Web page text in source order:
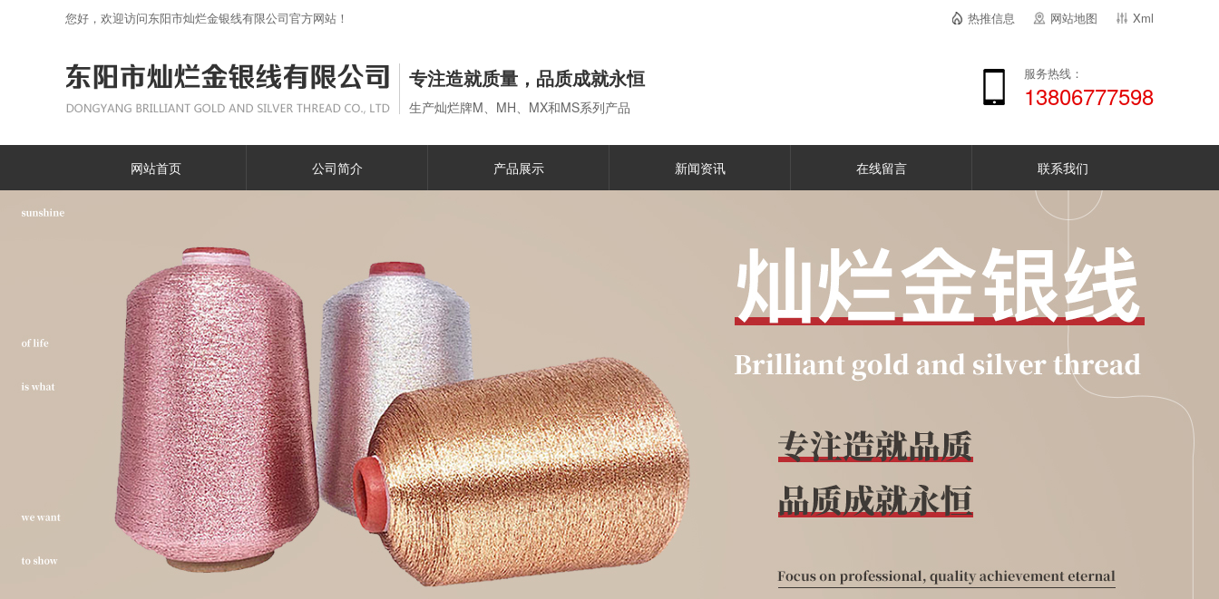
您好，欢迎访问东阳市灿烂金银线有限公司官方网站！ Xml
网站地图
热推信息
专注造就质量，品质成就永恒
生产灿烂牌M、MH、MX和MS系列产品
服务热线：
13806777598
网站首页 公司简介 产品展示 新闻资讯 在线留言 联系我们